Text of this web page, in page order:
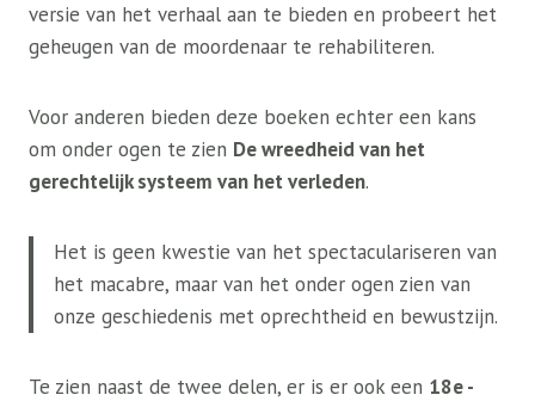
versie van het verhaal aan te bieden en probeert het
geheugen van de moordenaar te rehabiliteren.
Voor anderen bieden deze boeken echter een kans
om onder ogen te zien De wreedheid van het
gerechtelijk systeem van het verleden.
Het is geen kwestie van het spectaculariseren van
het macabre, maar van het onder ogen zien van
onze geschiedenis met oprechtheid en bewustzijn.
Te zien naast de twee delen, er is er ook een 18e -